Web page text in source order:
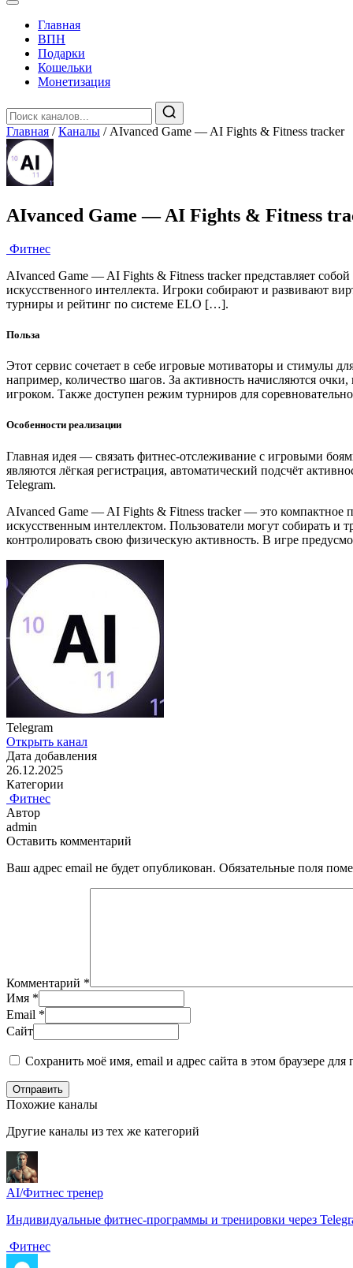
Главная
️ВПН
Подарки
Кошельки
Монетизация
Главная / Каналы / AIvanced Game — AI Fights & Fitness tracker
AIvanced Game — AI Fights & Fitness
️ Фитнес
AIvanced Game — AI Fights & Fitness tracker представляет
искусственного интеллекта. Игроки собирают и развивают
турниры и рейтинг по системе ELO […].
Польза
Этот сервис сочетает в себе игровые мотиваторы и стимулы
например, количество шагов. За активность начисляются
игроком. Также доступен режим турниров для
Особенности реализации
Главная идея — связать фитнес-отслеживание с игровыми
являются лёгкая регистрация, автоматический подсчёт
Telegram.
AIvanced Game — AI Fights & Fitness tracker — это компактное
искусственным интеллектом. Пользователи могут собирать
контролировать свою физическую активность. В игре
Telegram
Открыть канал
Дата добавления
26.12.2025
Категории
️ Фитнес
Автор
admin
Оставить комментарий
Ваш адрес email не будет опубликован. Обязательные поля
Комментарий *
Имя *
Email *
Сайт
Сохранить моё имя, email и адрес сайта в этом браузере
Отправить
Похожие каналы
Другие каналы из тех же категорий
AI/Фитнес тренер
Индивидуальные фитнес-программы и тренировки через
️ Фитнес